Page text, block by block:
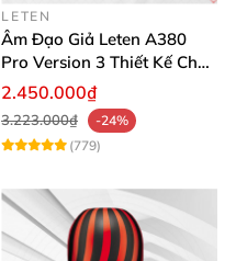
LETEN
Âm Đạo Giả Leten A380
Pro Version 3 Thiết Kế Chân
Thực
2.450.000₫
3.223.000₫
-24%
(779)